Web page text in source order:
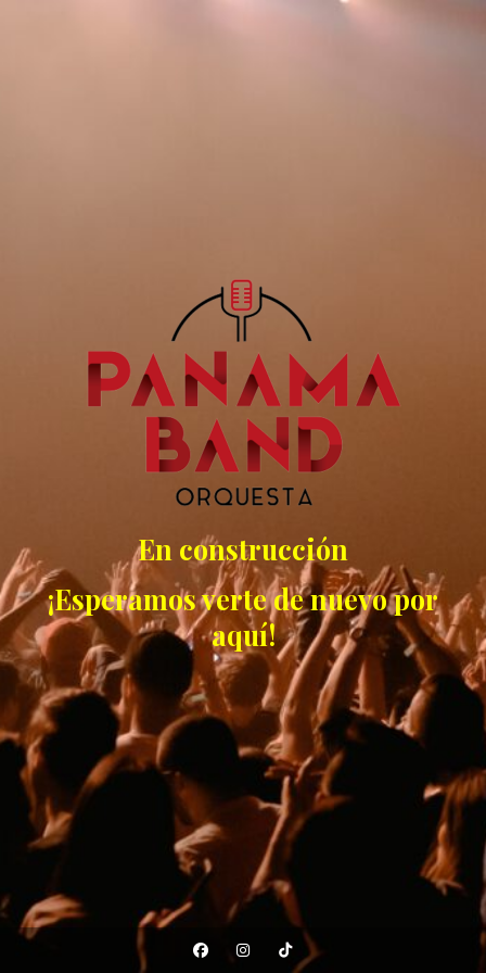
En construcción
¡Esperamos verte de nuevo por
aquí!